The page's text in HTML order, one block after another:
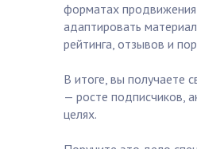
форматах
адаптировать
рейтинга, отзывов и
В итоге, вы получаете
— росте подписчиков,
целях.